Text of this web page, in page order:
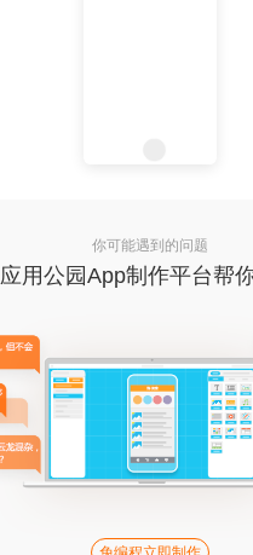
你可能遇到的问题
应用公园App制作平台帮